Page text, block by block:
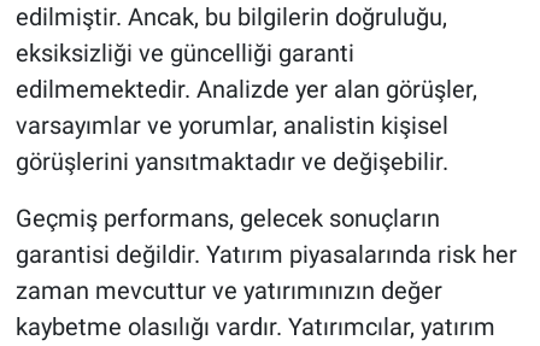
edilmiştir. Ancak, bu bilgilerin doğruluğu,
eksiksizliği ve güncelliği garanti
edilmemektedir. Analizde yer alan görüşler,
varsayımlar ve yorumlar, analistin kişisel
görüşlerini yansıtmaktadır ve değişebilir.
Geçmiş performans, gelecek sonuçların
garantisi değildir. Yatırım piyasalarında risk her
zaman mevcuttur ve yatırımınızın değer
kaybetme olasılığı vardır. Yatırımcılar, yatırım